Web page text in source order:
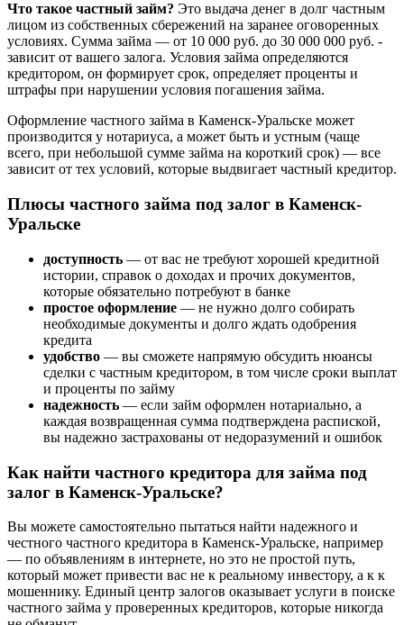
Что такое частный займ? Это выдача денег в долг частным
лицом из собственных сбережений на заранее оговоренных
условиях. Сумма займа — от 10 000 руб. до 30 000 000 руб. -
зависит от вашего залога. Условия займа определяются
кредитором, он формирует срок, определяет проценты и
штрафы при нарушении условия погашения займа.
Оформление частного займа в Каменск-Уральске может
производится у нотариуса, а может быть и устным (чаще
всего, при небольшой сумме займа на короткий срок) — все
зависит от тех условий, которые выдвигает частный кредитор.
Плюсы частного займа под залог в Каменск-
Уральске
доступность — от вас не требуют хорошей кредитной
истории, справок о доходах и прочих документов,
которые обязательно потребуют в банке
простое оформление — не нужно долго собирать
необходимые документы и долго ждать одобрения
кредита
удобство — вы сможете напрямую обсудить нюансы
сделки с частным кредитором, в том числе сроки выплат
и проценты по займу
надежность — если займ оформлен нотариально, а
каждая возвращенная сумма подтверждена распиской,
вы надежно застрахованы от недоразумений и ошибок
Как найти частного кредитора для займа под
залог в Каменск-Уральске?
Вы можете самостоятельно пытаться найти надежного и
честного частного кредитора в Каменск-Уральске, например
— по объявлениям в интернете, но это не простой путь,
который может привести вас не к реальному инвестору, а к к
мошеннику. Единый центр залогов оказывает услуги в поиске
частного займа у проверенных кредиторов, которые никогда